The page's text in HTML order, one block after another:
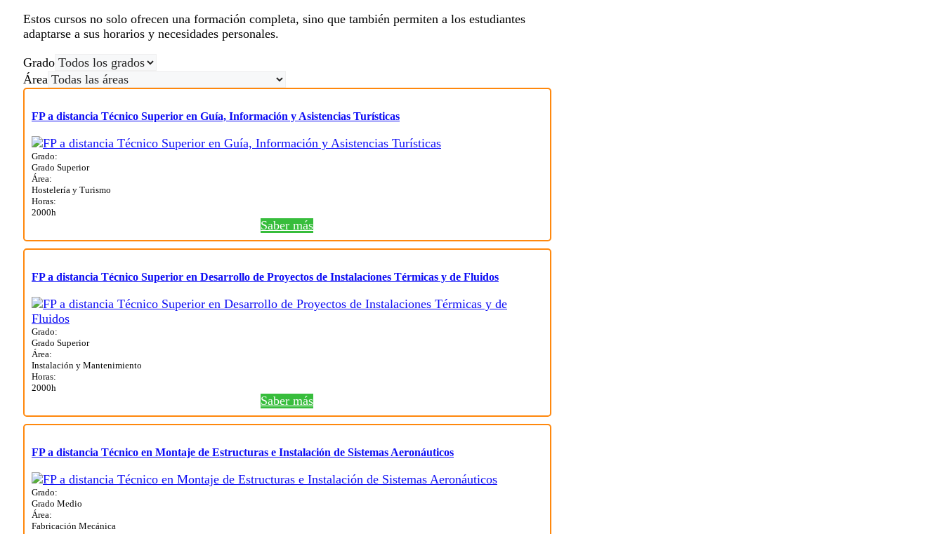
Estos cursos no solo ofrecen una formación completa, sino que también permiten a los estudiantes
adaptarse a sus horarios y necesidades personales.
Grado
Área
FP a distancia Técnico Superior en Guía, Información y Asistencias Turísticas
Grado:
Grado Superior
Área:
Hostelería y Turismo
Horas:
2000h
Saber más
FP a distancia Técnico Superior en Desarrollo de Proyectos de Instalaciones Térmicas y de Fluidos
Grado:
Grado Superior
Área:
Instalación y Mantenimiento
Horas:
2000h
Saber más
FP a distancia Técnico en Montaje de Estructuras e Instalación de Sistemas Aeronáuticos
Grado:
Grado Medio
Área:
Fabricación Mecánica